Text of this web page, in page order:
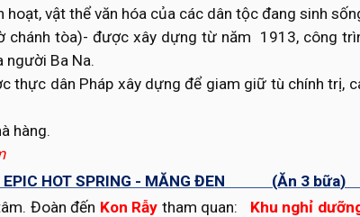
hoạt, vật thể văn hóa của các dân tộc đang sinh
chánh tòa)- được xây dựng từ năm 1913, công
người Ba Na.
thực dân Pháp xây dựng để giam giữ tù chính trị,
hàng.
HOT SPRING - MĂNG ĐEN (Ăn 3 bữa
Đoàn đến Kon Rẫy tham quan: Khu nghỉ